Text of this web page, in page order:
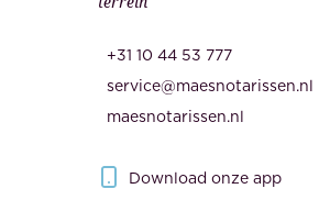
+31 10 44 53 777
service@maesnotarissen.nl
maesnotarissen.nl
Download onze app